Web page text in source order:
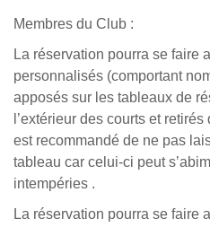
Membres du Club :
La réservation pourra se faire
personnalisés (comportant
apposés sur les tableaux de
l’extérieur des courts et
est recommandé de ne pas
tableau car celui-ci peut
intempéries .
La réservation pourra se faire